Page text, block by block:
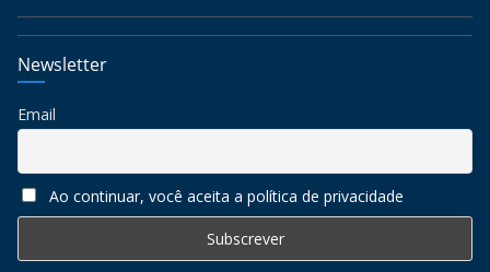
Newsletter
Email
Ao continuar, você aceita a política de privacidade